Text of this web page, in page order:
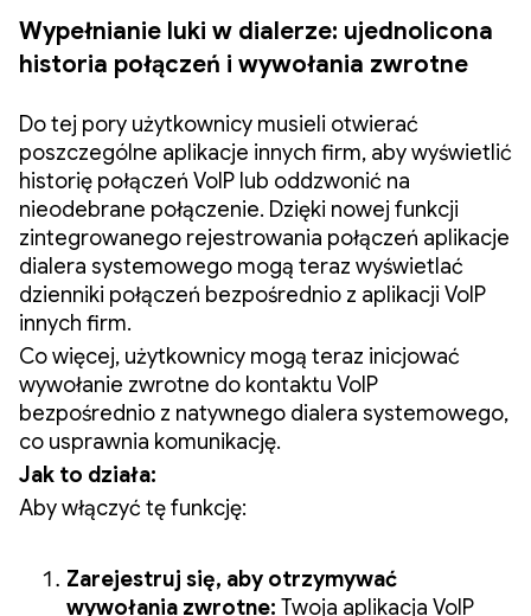
Wypełnianie luki w dialerze: ujednolicona
historia połączeń i wywołania zwrotne
Do tej pory użytkownicy musieli otwierać
poszczególne aplikacje innych firm, aby wyświetlić
historię połączeń VoIP lub oddzwonić na
nieodebrane połączenie. Dzięki nowej funkcji
zintegrowanego rejestrowania połączeń aplikacje
dialera systemowego mogą teraz wyświetlać
dzienniki połączeń bezpośrednio z aplikacji VoIP
innych firm.
Co więcej, użytkownicy mogą teraz inicjować
wywołanie zwrotne do kontaktu VoIP
bezpośrednio z natywnego dialera systemowego,
co usprawnia komunikację.
Jak to działa:
Aby włączyć tę funkcję:
Zarejestruj się, aby otrzymywać
wywołania zwrotne: Twoja aplikacja VoIP